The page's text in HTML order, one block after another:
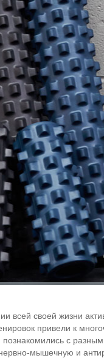
всей своей жизни
привели к
с
мышечную и